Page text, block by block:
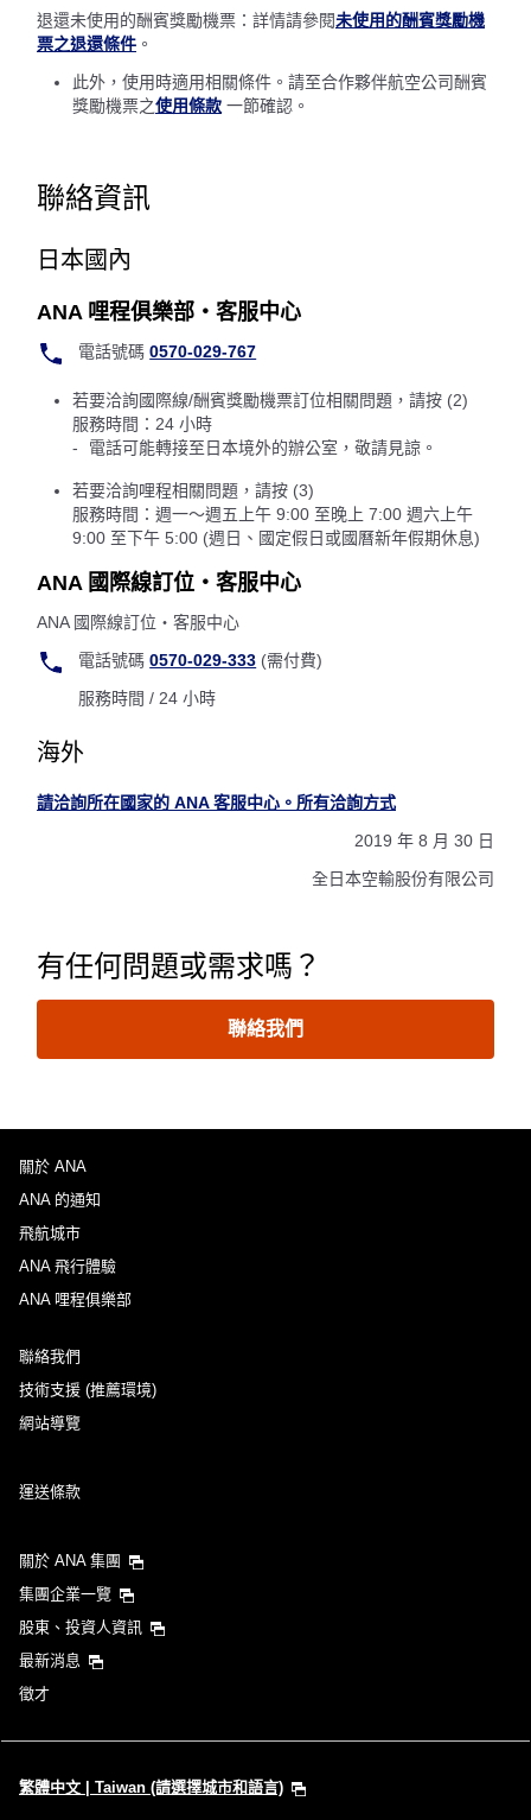
退還未使用的酬賓獎勵機票：詳情請參閱未使用的酬賓獎勵機
票之退還條件 。
此外，使用時適用相關條件。請至合作夥伴航空公司酬賓
獎勵機票之使用條款 一節確認。
聯絡資訊
日本國內
ANA 哩程俱樂部・客服中心
電話號碼0570-029-767
若要洽詢國際線/酬賓獎勵機票訂位相關問題，請按 (2)
服務時間：24 小時
電話可能轉接至日本境外的辦公室，敬請見諒。
若要洽詢哩程相關問題，請按 (3)
服務時間：週一～週五上午 9:00 至晚上 7:00 週六上午
9:00 至下午 5:00 (週日、國定假日或國曆新年假期休息)
ANA 國際線訂位・客服中心
ANA 國際線訂位・客服中心
電話號碼0570-029-333 (需付費)
服務時間 / 24 小時
海外
請洽詢所在國家的 ANA 客服中心。所有洽詢方式
2019 年 8 月 30 日
全日本空輸股份有限公司
有任何問題或需求嗎？
聯絡我們
關於 ANA
ANA 的通知
飛航城市
ANA 飛行體驗
ANA 哩程俱樂部
聯絡我們
技術支援 (推薦環境)
網站導覽
運送條款
關於 ANA 集團
集團企業一覽
股東、投資人資訊
最新消息
徵才
繁體中文 | Taiwan (請選擇城市和語言)